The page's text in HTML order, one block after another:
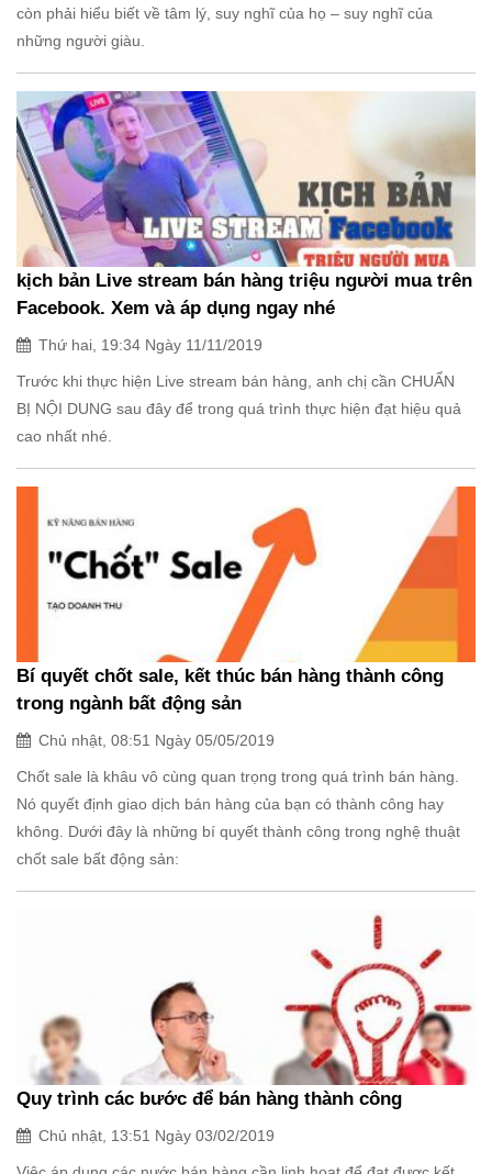
còn phải hiểu biết về tâm lý, suy nghĩ của họ – suy nghĩ của
những người giàu.
kịch bản Live stream bán hàng triệu người mua trên
Facebook. Xem và áp dụng ngay nhé
Thứ hai, 19:34 Ngày 11/11/2019
Trước khi thực hiện Live stream bán hàng, anh chị cần CHUẨN
BỊ NỘI DUNG sau đây để trong quá trình thực hiện đạt hiệu quả
cao nhất nhé.
Bí quyết chốt sale, kết thúc bán hàng thành công
trong ngành bất động sản
Chủ nhật, 08:51 Ngày 05/05/2019
Chốt sale là khâu vô cùng quan trọng trong quá trình bán hàng.
Nó quyết định giao dịch bán hàng của bạn có thành công hay
không. Dưới đây là những bí quyết thành công trong nghệ thuật
chốt sale bất động sản:
Quy trình các bước để bán hàng thành công
Chủ nhật, 13:51 Ngày 03/02/2019